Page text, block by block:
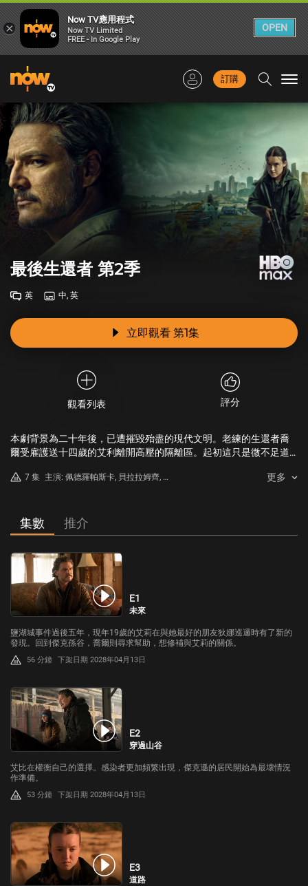
訂購
最後生還者 第2季
英 中, 英
立即觀看 第1集
觀看列表 評分
本劇背景為二十年後，已遭摧毀殆盡的現代文明。老練的生還者喬
爾受雇護送十四歲的艾利離開高壓的隔離區。起初這只是微不足道
必須互相扶持求生。
7 集 主演: 佩德羅帕斯卡, 貝拉拉姆齊, 蓋
傑森, 山姆謝普
更多
集數 推介
E1
未來
鹽湖城事件過後五年，現年19歲的艾莉在與她最好的朋友狄娜巡邏時有了新的
發現。回到傑克孫谷，喬爾則尋求幫助，想修補與艾莉的關係。
56 分鐘 下架日期 2028年04月13日
E2
穿過山谷
艾比在權衡自己的選擇。感染者更加頻繁出現，傑克遜的居民開始為最壞情況
作準備。
53 分鐘 下架日期 2028年04月13日
E3
道路
×
Now TV應用程式
Now TV Limited
FREE - In Google Play
OPEN